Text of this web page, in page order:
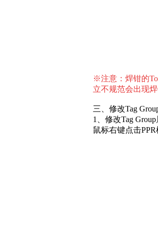
※注意：焊钳的
立不规范会出现
三、修改Tag
1、修改Tag
鼠标右键点击PPR